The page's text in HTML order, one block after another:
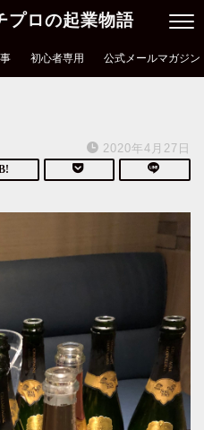
プロの起業物語
初心者専用 公式メールマガジン
2020年4月27日